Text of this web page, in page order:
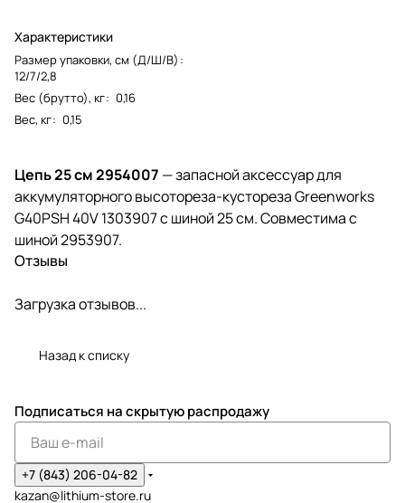
Характеристики
Размер упаковки, см (Д/Ш/В) :
12/7/2,8
Вес (брутто), кг: 0,16
Вес, кг: 0,15
Цепь 25 см 2954007 — запасной аксессуар для
аккумуляторного высотореза-кустореза Greenworks
G40PSH 40V 1303907 с шиной 25 см. Совместима с
шиной 2953907.
Отзывы
Загрузка отзывов...
Назад к списку
Подписаться на скрытую распродажу
+7 (843) 206-04-82
kazan@lithium-store.ru